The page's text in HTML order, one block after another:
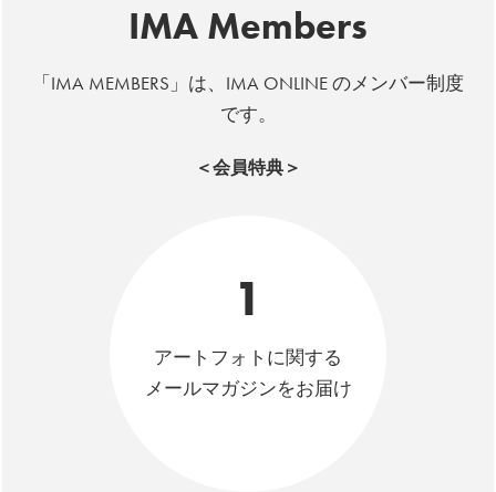
IMA Members
「IMA MEMBERS」は、IMA ONLINE のメンバー制度
です。
＜会員特典＞
1
アートフォトに関する
メールマガジンをお届け